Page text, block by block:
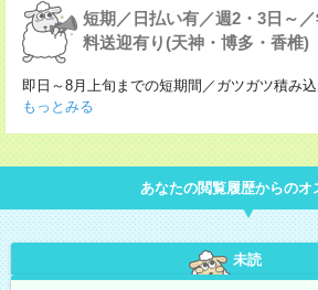
短期／日払い有／週2・3日～
料送迎有り(天神・博多・香椎)
即日～8月上旬までの短期間／ガツガツ積み
もっとみる
あなたの閲覧履歴からのオ
未読